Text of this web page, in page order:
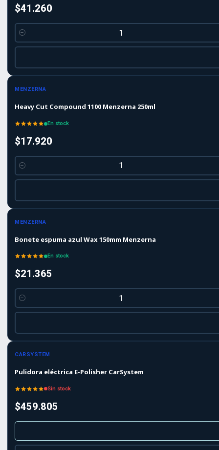
$41.260
Cantidad
MENZERNA
Heavy Cut Compound 1100 Menzerna 250ml
En stock
$17.920
Cantidad
MENZERNA
Bonete espuma azul Wax 150mm Menzerna
En stock
$21.365
Cantidad
Agotado
CARSYSTEM
Pulidora eléctrica E-Polisher CarSystem
Sin stock
$459.805